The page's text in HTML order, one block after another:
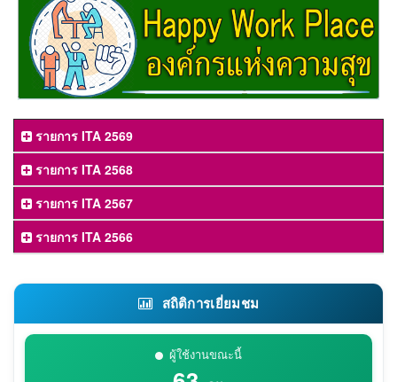
รายการ ITA 2569
รายการ ITA 2568
รายการ ITA 2567
รายการ ITA 2566
สถิติการเยี่ยมชม
ผู้ใช้งานขณะนี้